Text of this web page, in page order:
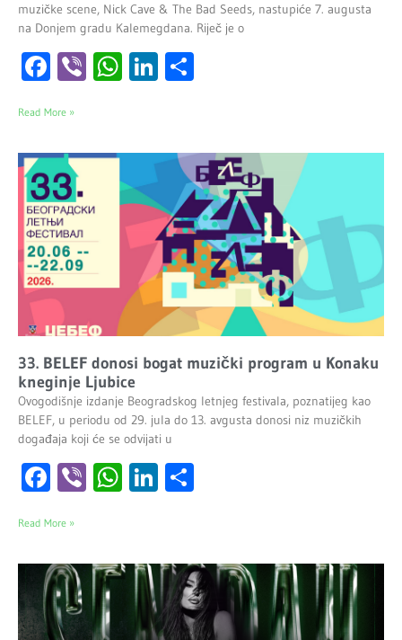
muzičke scene, Nick Cave & The Bad Seeds, nastupiće 7. augusta
na Donjem gradu Kalemegdana. Riječ je o
Facebook
ViberWhatsApp
LinkedIn
Read More »
33. BELEF donosi bogat muzički program u Konaku
kneginje Ljubice
Ovogodišnje izdanje Beogradskog letnjeg festivala, poznatijeg kao
BELEF, u periodu od 29. jula do 13. avgusta donosi niz muzičkih
događaja koji će se odvijati u
Facebook
ViberWhatsApp
LinkedIn
Read More »